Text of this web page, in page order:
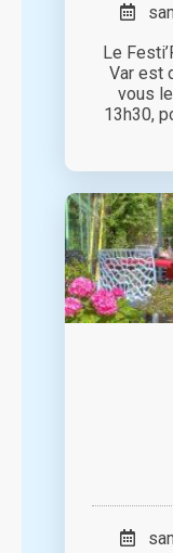
Le
Var est
vous
13h30,